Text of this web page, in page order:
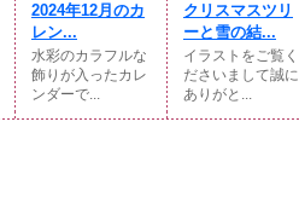
2024年12月のカ
レン...
水彩のカラフルな
飾りが入ったカレ
ンダーで...
クリスマスツリ
ーと雪の結...
イラストをご覧く
ださいまして誠に
ありがと...